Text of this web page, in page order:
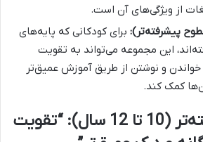
از ویژگی‌های آن است.
برای کودکانی که پایه‌های
این مجموعه می‌تواند به تقویت
و نوشتن از طریق آموزش عمیق‌تر
کمک کند.
ج) سطح پیشرفته‌تر (10 تا 12 سال): “تقویت